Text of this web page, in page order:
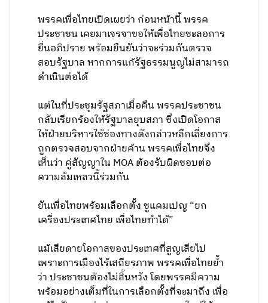
พรรคเพื่อไทยเปิดเผยว่า ก่อนหน้านี้ พรรค
ประชาชน เคยมาเจรจาขอให้เพื่อไทยชะลอการ
ยื่นอภิปราย พร้อมยืนยันว่าจะร่วมกันตรวจ
สอบรัฐบาล หากการแก้รัฐธรรมนูญไม่สามารถ
ดำเนินต่อได้
แต่ในที่ประชุมรัฐสภาเมื่อคืน พรรคประชาชน
กลับเรียกร้องให้รัฐบาลยุบสภา ซึ่งเปิดโอกาส
ให้ฝ่ายบริหารใช้ช่องทางดังกล่าวหลีกเลี่ยงการ
ถูกตรวจสอบจากฝ่ายค้าน พรรคเพื่อไทยจึง
เห็นว่า คู่สัญญาใน MOA ต้องรับผิดชอบต่อ
ความล้มเหลวนี้ร่วมกัน
ยันเพื่อไทยพร้อมเลือกตั้ง ชูแคมเปญ “ยก
เครื่องประเทศไทย เพื่อไทยทำได้”
แม้เสียดายโอกาสของประเทศที่สูญเสียไป
เพราะการเมืองไร้เสถียรภาพ พรรคเพื่อไทยย้ำ
ว่า ประชาชนต้องไม่สิ้นหวัง โดยพรรคมีความ
พร้อมอย่างเต็มที่ในการเลือกตั้งที่จะมาถึง เพื่อ